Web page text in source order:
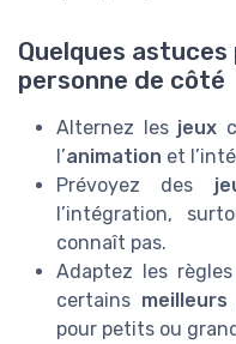
Quelques
personne de côté
Alternez les jeux
l’animation et
Prévoyez des
l’intégration,
connaît pas.
Adaptez les
certains meilleurs
pour petits ou